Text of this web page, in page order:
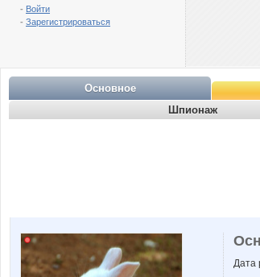
- Войти
- Зарегистрироваться
Основное
Шпионаж
Дата